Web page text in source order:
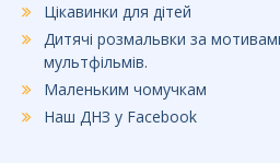
Цікавинки для дітей
Дитячі розмальвки за
мультфільмів.
Маленьким чомучкам
Наш ДНЗ у Facebook